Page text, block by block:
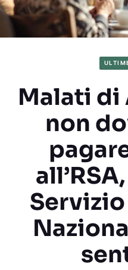
Malati di
non